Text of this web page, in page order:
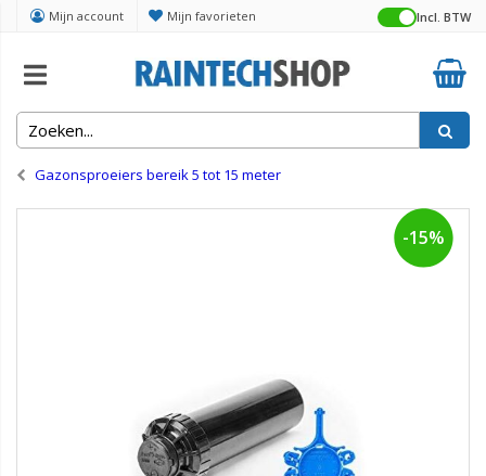
Mijn account Mijn favorieten Incl. BTW
Home
Sproeiers en toebehoren
Gazonsproeiers bereik 5 tot 15 meter
-15%